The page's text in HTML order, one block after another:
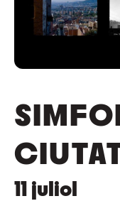
11 juliol